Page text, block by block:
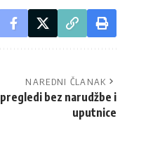
NAREDNI ČLANAK
bez narudžbe i
uputnice